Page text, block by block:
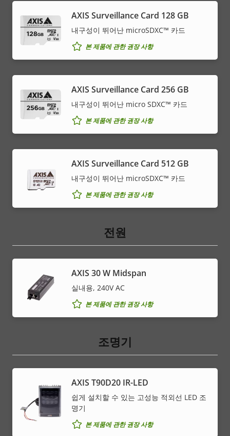
AXIS Surveillance Card 128 GB
내구성이 뛰어난 microSDXC™ 카드
본 제품에 관한 권장 사항
AXIS Surveillance Card 256 GB
내구성이 뛰어난 micro SDXC™ 카드
본 제품에 관한 권장 사항
AXIS Surveillance Card 512 GB
내구성이 뛰어난 microSDXC™ 카드
본 제품에 관한 권장 사항
전원
AXIS 30 W Midspan
실내용, 240V AC
본 제품에 관한 권장 사항
조명기
AXIS T90D20 IR-LED
쉽게 설치할 수 있는 고성능 적외선 LED 조
명기
본 제품에 관한 권장 사항